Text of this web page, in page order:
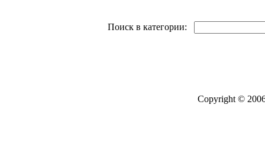
Поиск в категории:
Copyright ©